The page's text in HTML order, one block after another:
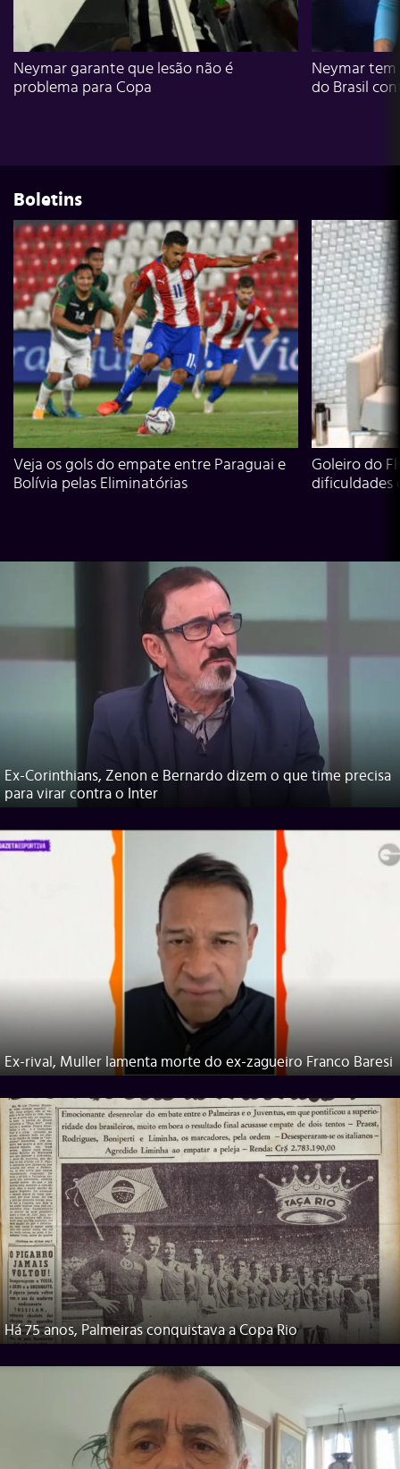
Neymar garante que lesão não é
problema para Copa
Neymar
do Brasil
Boletins
Veja os gols do empate entre Paraguai e
Bolívia pelas Eliminatórias
Goleiro do
dificuldades
Ex-Corinthians, Zenon e Bernardo dizem o que time precisa
para virar contra o Inter
Ex-rival, Muller lamenta morte do ex-zagueiro Franco Baresi
Há 75 anos, Palmeiras conquistava a Copa Rio